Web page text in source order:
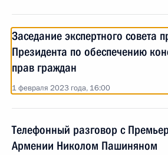
Заседание экспертного совета
Президента по обеспечению
прав граждан
1 февраля 2023 года, 16:00
Телефонный разговор с
Армении Николом Пашиняном